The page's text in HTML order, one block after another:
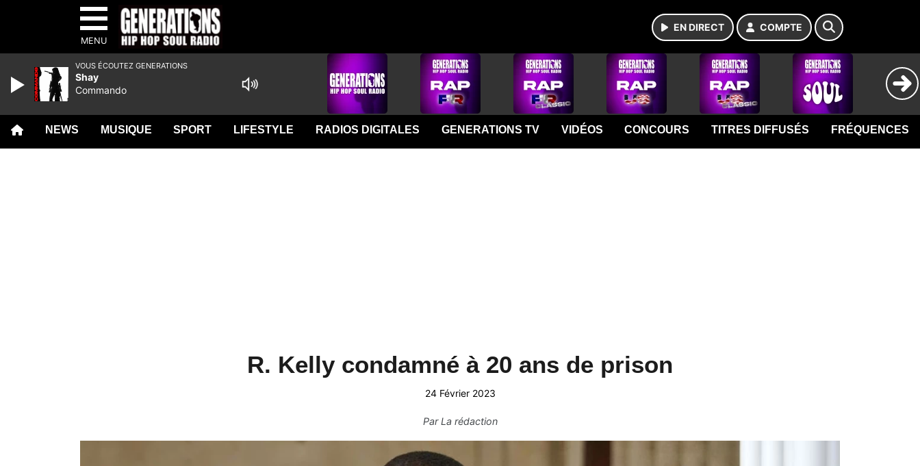
MENU
EN DIRECT COMPTE
NEWS MUSIQUE SPORT LIFESTYLE RADIOS DIGITALES GENERATIONS TV VIDÉOS CONCOURS TITRES DIFFUSÉS FRÉQUENCES
R. Kelly condamné à 20 ans de prison
24 Février 2023
ParLa rédaction
VOUS ÉCOUTEZ GENERATIONS
Shay
Commando